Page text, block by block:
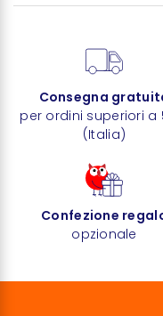
Consegna
per ordini superiori a
(Italia)
Confezione
opzionale